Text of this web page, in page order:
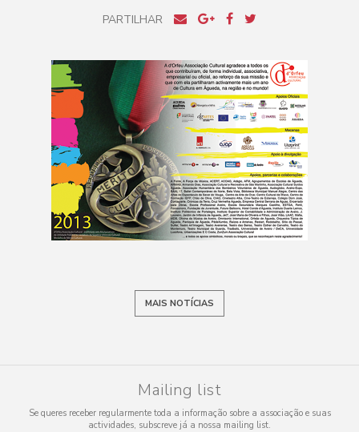
PARTILHAR
MAIS NOTÍCIAS
Mailing list
Se queres receber regularmente toda a informação sobre a associação e suas
actividades, subscreve já a nossa mailing list.